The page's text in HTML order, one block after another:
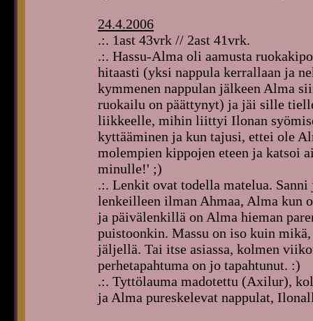
24.4.2006
.:. 1ast 43vrk // 2ast 41vrk.
.:. Hassu-Alma oli aamusta
hitaasti (yksi nappula kerrallaan ja
kymmenen nappulan jälkeen Alma
ruokailu on päättynyt) ja jäi sille
liikkeelle, mihin liittyi Ilonan
kyttääminen ja kun tajusi, ettei ole
molempien kippojen eteen ja katsoi
minulle!' ;)
.:. Lenkit ovat todella matelua.
lenkeilleen ilman Ahmaa, Alma kun
ja päivälenkillä on Alma hieman
puistoonkin. Massu on iso kuin
jäljellä. Tai itse asiassa, kolmen
perhetapahtuma on jo tapahtunut. :)
.:. Tyttölauma madotettu (Axilur),
ja Alma pureskelevat nappulat,